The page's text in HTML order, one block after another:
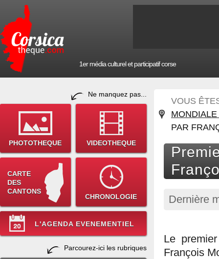
1er média culturel et participatif corse
Ne manquez pas...
PHOTOTHEQUE VIDEOTHEQUE
CARTE
DES
CANTONS
CHRONOLOGIE
L'AGENDA EVENEMENTIEL
Parcourez-ici les rubriques
VOUS
PAR
Dernière
Le
François